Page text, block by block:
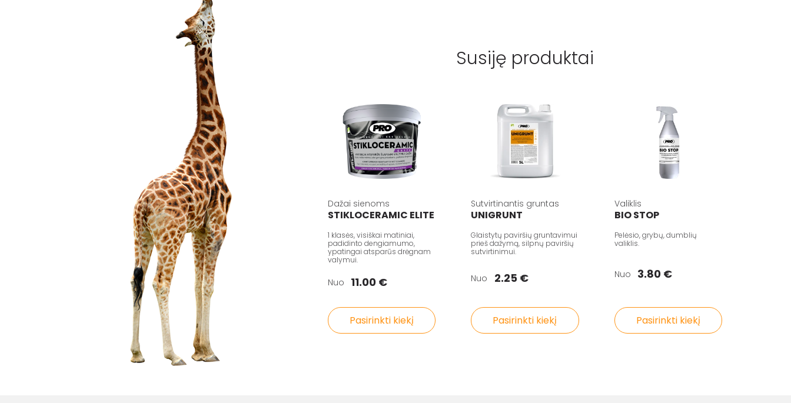
Susiję produktai
Dažai sienoms
STIKLOCERAMIC ELITE
1 klasės, visiškai matiniai,
padidinto dengiamumo,
ypatingai atsparūs drėgnam
valymui.
Nuo 11.00 €
Pasirinkti kiekį
Sutvirtinantis gruntas
UNIGRUNT
Glaistytų paviršių gruntavimui
prieš dažymą, silpnų paviršių
sutvirtinimui.
Nuo 2.25 €
Pasirinkti kiekį
Valiklis
BIO STOP
Pelėsio, grybų, dumblių
valiklis.
Nuo 3.80 €
Pasirinkti kiekį